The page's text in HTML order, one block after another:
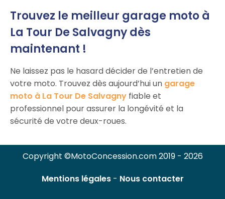
Trouvez le meilleur garage moto à
La Tour De Salvagny dès
maintenant !
Ne laissez pas le hasard décider de l’entretien de
votre moto. Trouvez dès aujourd’hui un garage
moto à La Tour De Salvagny fiable et
professionnel pour assurer la longévité et la
sécurité de votre deux-roues.
Copyright ©MotoConcession.com 2019 - 2026
Mentions légales- Nous contacter